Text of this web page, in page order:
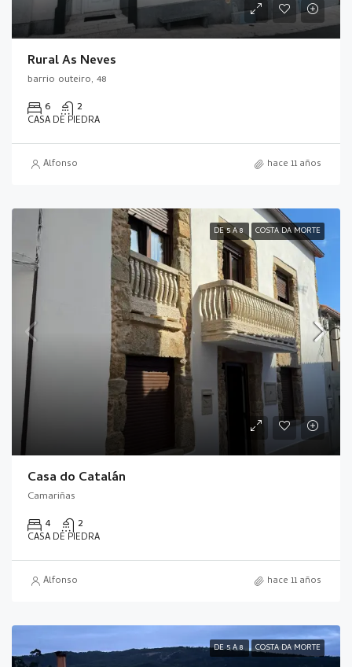
Rural As Neves
barrio outeiro, 48
6 2
CASA DE PIEDRA
Alfonso hace 11 años
DE 5 A 8 COSTA DA MORTE
Casa do Catalán
Camariñas
4 2
CASA DE PIEDRA
Alfonso hace 11 años
DE 5 A 8 COSTA DA MORTE